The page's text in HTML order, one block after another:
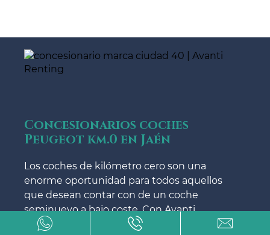
Concesionarios coches
Peugeot km.0 en Jaén
Los coches de kilómetro cero son una
enorme oportunidad para todos aquellos
que desean contar con de un coche
seminuevo a bajo coste. Con Avanti
Renting tienes seguro que gozarás de un